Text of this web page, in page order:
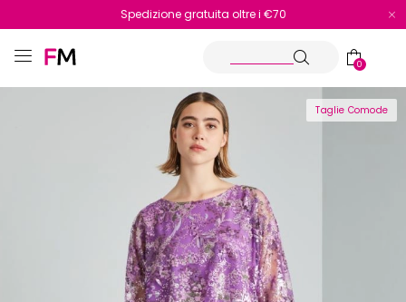
Reso facile e veloce
Spedizione gratuita oltre i €70
0
Taglie Comode